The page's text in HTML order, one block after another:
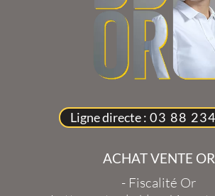
Ligne directe : 03 88
ACHAT VENTE OR
- Fiscalité Or